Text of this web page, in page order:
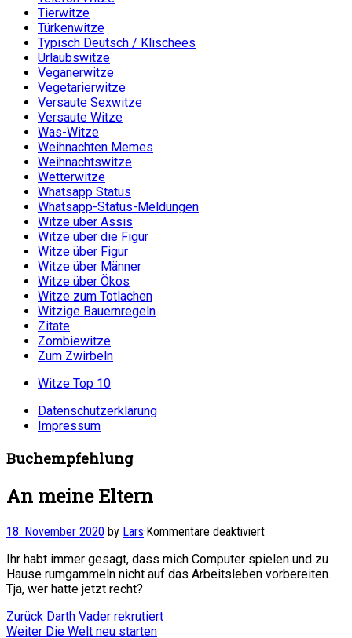
Tierwitze
Türkenwitze
Typisch Deutsch / Klischees
Urlaubswitze
Veganerwitze
Vegetarierwitze
Versaute Sexwitze
Versaute Witze
Was-Witze
Weihnachten Memes
Weihnachtswitze
Wetterwitze
Whatsapp Status
Whatsapp-Status-Meldungen
Witze über Assis
Witze über die Figur
Witze über Figur
Witze über Männer
Witze über Ökos
Witze zum Totlachen
Witzige Bauernregeln
Zitate
Zombiewitze
Zum Zwirbeln
Witze Top 10
Datenschutzerklärung
Impressum
Buchempfehlung
An meine Eltern
18. November 2020 by Lars·Kommentare deaktiviertfür
meine
Eltern
Ihr habt immer gesagt, dass mich Computer spielen und zu
Hause rumgammeln nicht auf das Arbeitsleben vorbereiten.
Tja, wer hatte jetzt recht?
Beitragsnavigation
Zurück Vorheriger
Beitrag:
Darth Vader rekrutiert
Weiter Nächster
Die Welt neu starten